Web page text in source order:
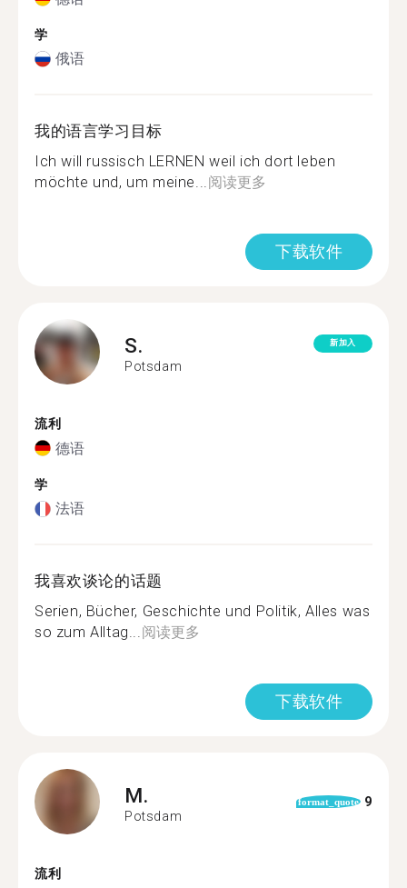
学
俄语
我的语言学习目标
Ich will russisch LERNEN weil ich dort leben
möchte und, um meine...阅读更多
下载软件
S.
Potsdam
新加入
流利
德语
学
法语
我喜欢谈论的话题
Serien, Bücher, Geschichte und Politik, Alles was
so zum Alltag...阅读更多
下载软件
M.
Potsdam
format_quote 9
流利